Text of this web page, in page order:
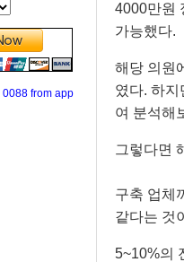
from app
4000만원
가능했다.
해당 의원
였다. 하
여 분석해
그렇다면
구축 업체
같다는 것
5~10%의